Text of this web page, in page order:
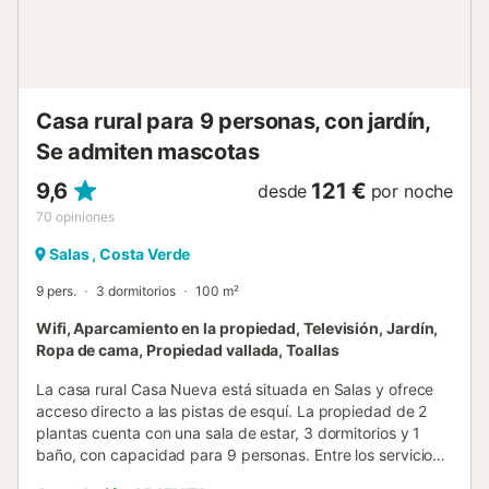
Casa rural para 9 personas, con jardín,
Se admiten mascotas
9,6
70 opiniones
desde 121 € por noche
Salas , Costa Verde
9 pers. 3 dormitorios 100 m²
Wifi, Aparcamiento en la propiedad, Televisión, Jardín,
Ropa de cama, Propiedad vallada, Toallas
La casa rural Casa Nueva está situada en Salas y ofrece
acceso directo a las pistas de esquí. La propiedad de 2
plantas cuenta con una sala de estar, 3 dormitorios y 1
baño, con capacidad para 9 personas. Entre los servicios